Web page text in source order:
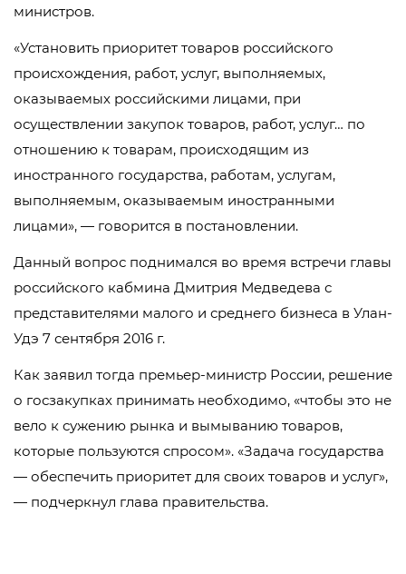
министров.
«Установить приоритет товаров российского
происхождения, работ, услуг, выполняемых,
оказываемых российскими лицами, при
осуществлении закупок товаров, работ, услуг… по
отношению к товарам, происходящим из
иностранного государства, работам, услугам,
выполняемым, оказываемым иностранными
лицами», — говорится в постановлении.
Данный вопрос поднимался во время встречи главы
российского кабмина Дмитрия Медведева с
представителями малого и среднего бизнеса в Улан-
Удэ 7 сентября 2016 г.
Как заявил тогда премьер-министр России, решение
о госзакупках принимать необходимо, «чтобы это не
вело к сужению рынка и вымыванию товаров,
которые пользуются спросом». «Задача государства
— обеспечить приоритет для своих товаров и услуг»,
— подчеркнул глава правительства.